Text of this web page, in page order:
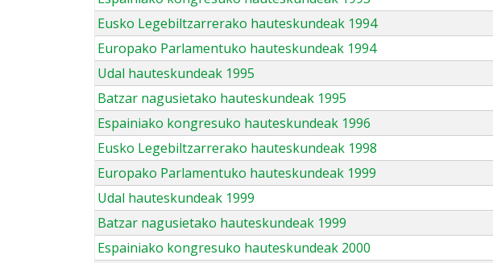
Eusko Legebiltzarrerako hauteskundeak 1994
Europako Parlamentuko hauteskundeak 1994
Udal hauteskundeak 1995
Batzar nagusietako hauteskundeak 1995
Espainiako kongresuko hauteskundeak 1996
Eusko Legebiltzarrerako hauteskundeak 1998
Europako Parlamentuko hauteskundeak 1999
Udal hauteskundeak 1999
Batzar nagusietako hauteskundeak 1999
Espainiako kongresuko hauteskundeak 2000